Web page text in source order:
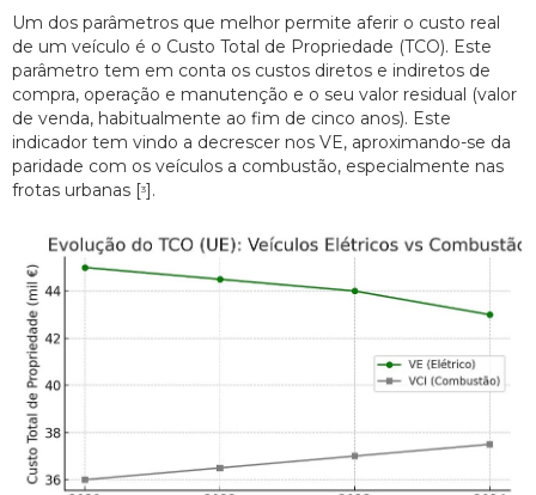
Um dos parâmetros que melhor permite aferir o custo real
de um veículo é o Custo Total de Propriedade (TCO). Este
parâmetro tem em conta os custos diretos e indiretos de
compra, operação e manutenção e o seu valor residual (valor
de venda, habitualmente ao fim de cinco anos). Este
indicador tem vindo a decrescer nos VE, aproximando-se da
paridade com os veículos a combustão, especialmente nas
frotas urbanas [3].